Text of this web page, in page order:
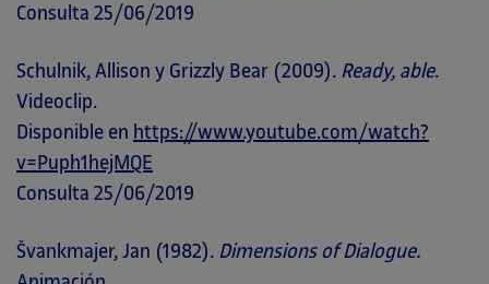
Consulta 25/06/2019
Schulnik, Allison y Grizzly Bear (2009). Ready, able.
Videoclip.
Disponible en https://www.youtube.com/watch?
v=Puph1hejMQE
Consulta 25/06/2019
Švankmajer, Jan (1982). Dimensions of Dialogue.